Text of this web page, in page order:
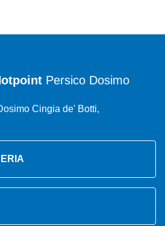
Persico Dosimo
Cingia de' Botti,